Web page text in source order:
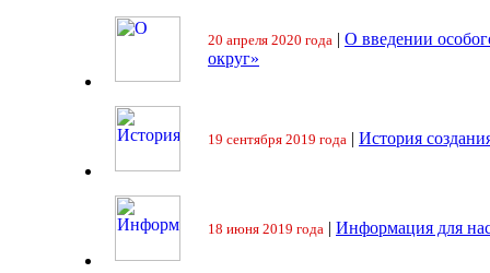
20 апреля 2020 года | О введении
округ»
19 сентября 2019 года | История
18 июня 2019 года | Информация для